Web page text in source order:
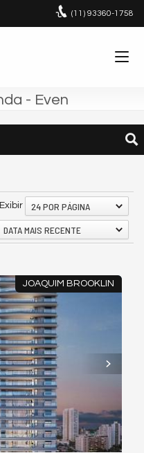
(11) 93360-1758
- Even
Exibir 24 POR PÁGINA
DATA MAIS RECENTE
JOAQUIM BROOKLIN